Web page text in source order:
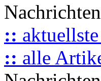
Nachrichten
::
:: alle